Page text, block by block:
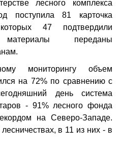
лесного комплекса
поступила 81 карточка
47 подтвердили
переданы
мониторингу объем
на 72% по сравнению с
день система
- 91% лесного фонда
на Северо-Западе.
в 11 из них - в